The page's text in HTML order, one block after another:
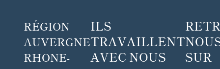
RÉGION
AUVERGNE
RHONE-
ILS
TRAVAILLENT
AVEC NOUS
SUR